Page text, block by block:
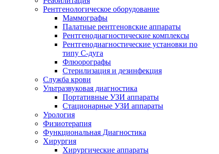
Рентгенологическое оборудование
Маммографы
Палатные рентгеновские аппараты
Рентгенодиагностические комплексы
Рентгенодиагностические установки по
типу С-дуга
Флюорографы
Стерилизация и дезинфекция
Служба крови
Ультразвуковая диагностика
Портативные УЗИ аппараты
Стационарные УЗИ аппараты
Урология
Физиотерапия
Функциональная Диагностика
Хирургия
Хирургические аппараты